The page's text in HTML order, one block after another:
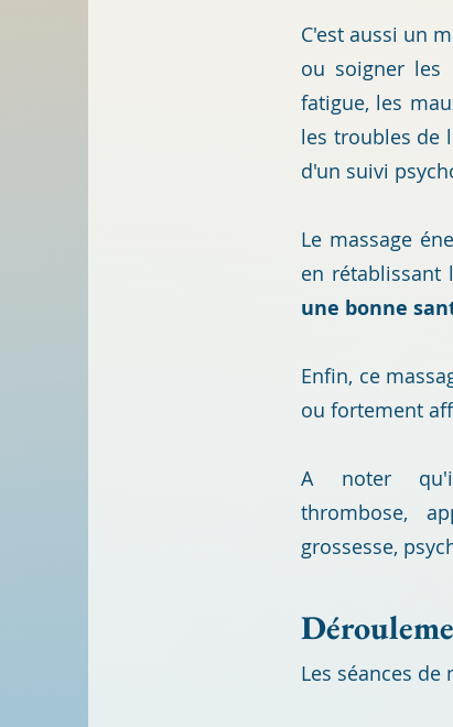
C'est aussi un
ou soigner les
fatigue, les
les troubles de
d'un suivi
Le massage
en rétablissant
une bonne
Enfin, ce
ou fortement
A noter
thrombose,
grossesse,
Déroulem
Les séances de